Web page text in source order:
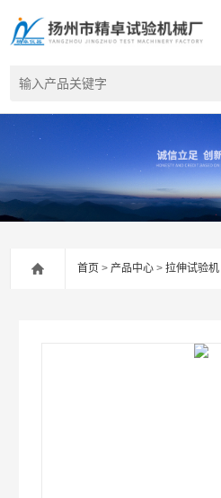
首页 >产品中心 >拉伸试验机